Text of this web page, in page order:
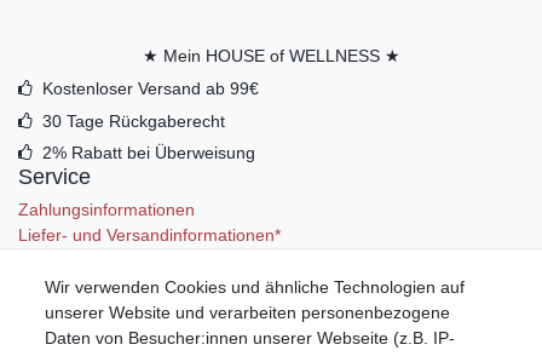
★ Mein HOUSE of WELLNESS ★
Kostenloser Versand ab 99€
30 Tage Rückgaberecht
2% Rabatt bei Überweisung
Service
Zahlungsinformationen
Liefer- und Versandinformationen*
Mein Konto
Registrieren
Wir verwenden Cookies und ähnliche Technologien auf
unserer Website und verarbeiten personenbezogene
Daten von Besucher:innen unserer Webseite (z.B. IP-